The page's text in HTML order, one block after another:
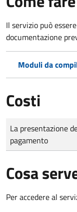
Il servizio può
documentazione
Moduli da
Costi
Tipo di pagamento
Importo
La presentazione
pagamento
Cosa
Per accedere al